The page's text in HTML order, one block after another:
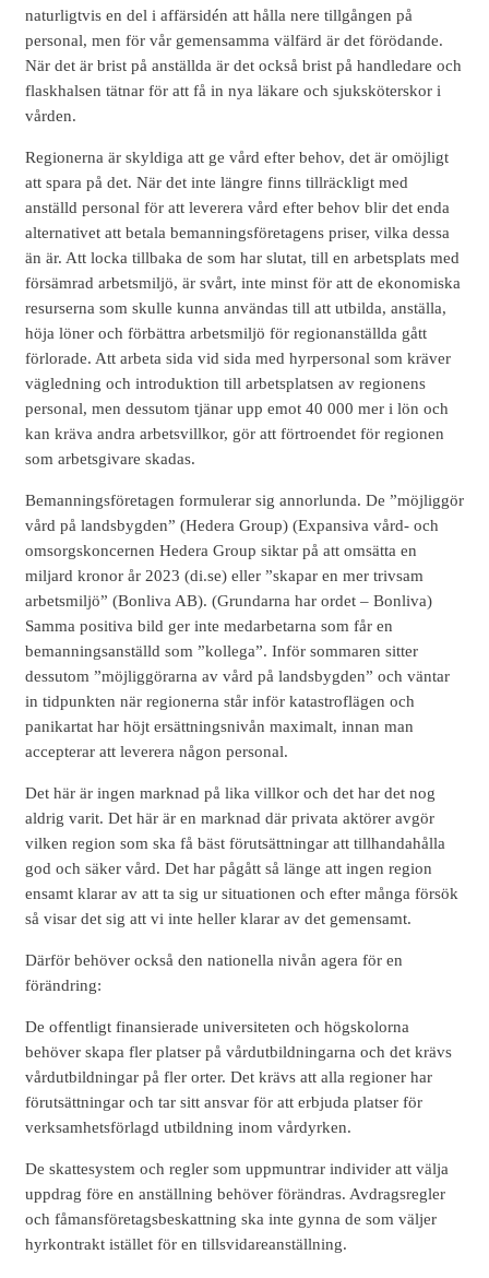
naturligtvis en del i affärsidén att hålla nere tillgången på
personal, men för vår gemensamma välfärd är det förödande.
När det är brist på anställda är det också brist på handledare och
flaskhalsen tätnar för att få in nya läkare och sjuksköterskor i
vården.
Regionerna är skyldiga att ge vård efter behov, det är omöjligt
att spara på det. När det inte längre finns tillräckligt med
anställd personal för att leverera vård efter behov blir det enda
alternativet att betala bemanningsföretagens priser, vilka dessa
än är. Att locka tillbaka de som har slutat, till en arbetsplats med
försämrad arbetsmiljö, är svårt, inte minst för att de ekonomiska
resurserna som skulle kunna användas till att utbilda, anställa,
höja löner och förbättra arbetsmiljö för regionanställda gått
förlorade. Att arbeta sida vid sida med hyrpersonal som kräver
vägledning och introduktion till arbetsplatsen av regionens
personal, men dessutom tjänar upp emot 40 000 mer i lön och
kan kräva andra arbetsvillkor, gör att förtroendet för regionen
som arbetsgivare skadas.
Bemanningsföretagen formulerar sig annorlunda. De ”möjliggör
vård på landsbygden” (Hedera Group) (Expansiva vård- och
omsorgskoncernen Hedera Group siktar på att omsätta en
miljard kronor år 2023 (di.se) eller ”skapar en mer trivsam
arbetsmiljö” (Bonliva AB). (Grundarna har ordet – Bonliva)
Samma positiva bild ger inte medarbetarna som får en
bemanningsanställd som ”kollega”. Inför sommaren sitter
dessutom ”möjliggörarna av vård på landsbygden” och väntar
in tidpunkten när regionerna står inför katastroflägen och
panikartat har höjt ersättningsnivån maximalt, innan man
accepterar att leverera någon personal.
Det här är ingen marknad på lika villkor och det har det nog
aldrig varit. Det här är en marknad där privata aktörer avgör
vilken region som ska få bäst förutsättningar att tillhandahålla
god och säker vård. Det har pågått så länge att ingen region
ensamt klarar av att ta sig ur situationen och efter många försök
så visar det sig att vi inte heller klarar av det gemensamt.
Därför behöver också den nationella nivån agera för en
förändring:
De offentligt finansierade universiteten och högskolorna
behöver skapa fler platser på vårdutbildningarna och det krävs
vårdutbildningar på fler orter. Det krävs att alla regioner har
förutsättningar och tar sitt ansvar för att erbjuda platser för
verksamhetsförlagd utbildning inom vårdyrken.
De skattesystem och regler som uppmuntrar individer att välja
uppdrag före en anställning behöver förändras. Avdragsregler
och fåmansföretagsbeskattning ska inte gynna de som väljer
hyrkontrakt istället för en tillsvidareanställning.